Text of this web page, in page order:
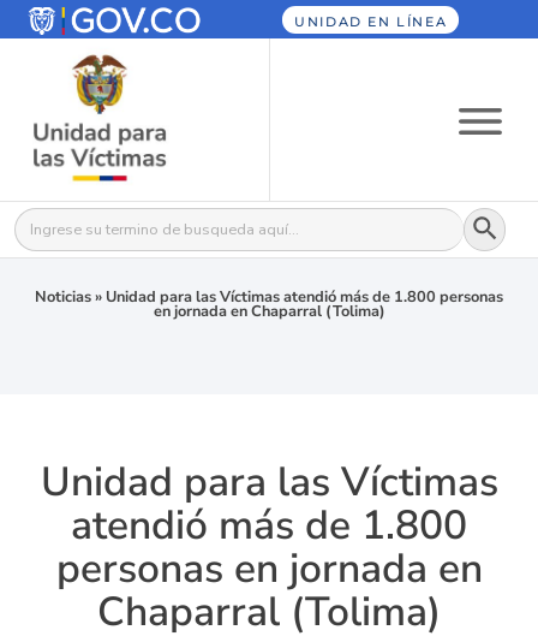
UNIDAD EN LÍNEA
Buscar: Botón
Noticias» Unidad para las Víctimas atendió más de 1.800 personas
en jornada en Chaparral (Tolima)
Unidad para las Víctimas
atendió más de 1.800
personas en jornada en
Chaparral (Tolima)